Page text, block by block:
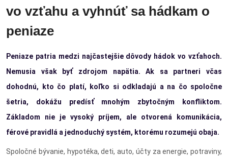
vo vzťahu a vyhnúť sa hádkam o
peniaze
Peniaze patria medzi najčastejšie dôvody hádok vo vzťahoch.
Nemusia však byť zdrojom napätia. Ak sa partneri včas
dohodnú, kto čo platí, koľko si odkladajú a na čo spoločne
šetria, dokážu predísť mnohým zbytočným konfliktom.
Základom nie je vysoký príjem, ale otvorená komunikácia,
férové pravidlá a jednoduchý systém, ktorému rozumejú obaja.
Spoločné bývanie, hypotéka, deti, auto, účty za energie, potraviny,